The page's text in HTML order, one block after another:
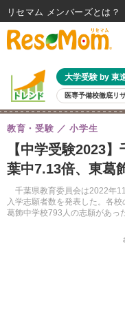
大学受験 by 東
医専予備校徹底リ
親子で考える大学選び 高校
共通テスト 夏休み
8月開催イベント・WS 全国
自由研究教材（小学生向け）
【中学受験2023
葉中7.13倍、東葛
千葉県教育委員会は2022年
入学志願者数を発表した。各
葛飾中学校793人の志願があっ
教育・受験 小学生
リセマム メンバーズ